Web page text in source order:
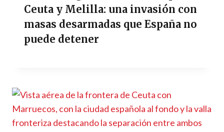
Ceuta y Melilla: una invasión con
masas desarmadas que España no
puede detener